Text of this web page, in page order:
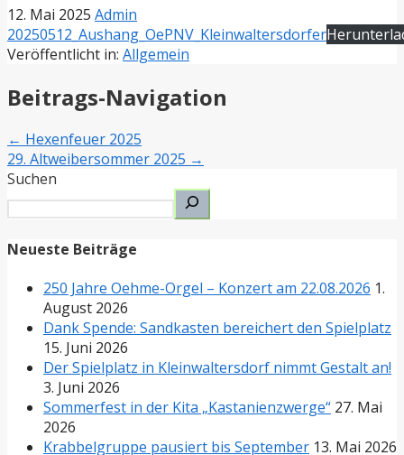
12. Mai 2025 Admin
20250512_Aushang_OePNV_Kleinwaltersdorfer
Veröffentlicht in: Allgemein
Beitrags-Navigation
← Hexenfeuer 2025
29. Altweibersommer 2025 →
Suchen
Neueste Beiträge
250 Jahre Oehme-Orgel – Konzert am 22.08.2026 1.
August 2026
Dank Spende: Sandkasten bereichert den Spielplatz
15. Juni 2026
Der Spielplatz in Kleinwaltersdorf nimmt Gestalt an!
3. Juni 2026
Sommerfest in der Kita „Kastanienzwerge“ 27. Mai
2026
Krabbelgruppe pausiert bis September 13. Mai 2026